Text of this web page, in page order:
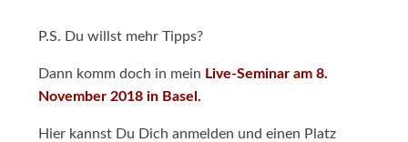
P.S. Du willst mehr Tipps?
Dann komm doch in mein Live-Seminar am 8.
November 2018 in Basel.
Hier kannst Du Dich anmelden und einen Platz